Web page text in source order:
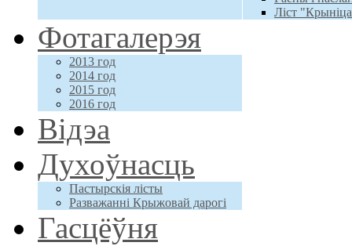
Ліст
Фотагалерэя
2013 год
2014 год
2015 год
2016 год
Відэа
Духоўнасць
Пастырскія лісты
Разважанні Крыжовай дарогі
Гасцёўня